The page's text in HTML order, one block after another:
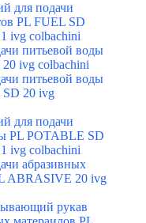
для подачи
PL FUEL SD
ivg colbachini
питьевой воды
ivg colbachini
питьевой воды
20 ivg
для подачи
PL POTABLE SD
ivg colbachini
абразивных
ABRASIVE 20 ivg
рукав